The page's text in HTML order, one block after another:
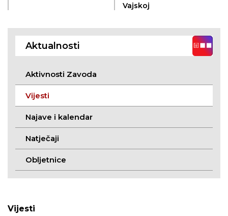
Vajskoj
Aktualnosti
Aktivnosti Zavoda
Vijesti
Najave i kalendar
Natječaji
Obljetnice
Vijesti